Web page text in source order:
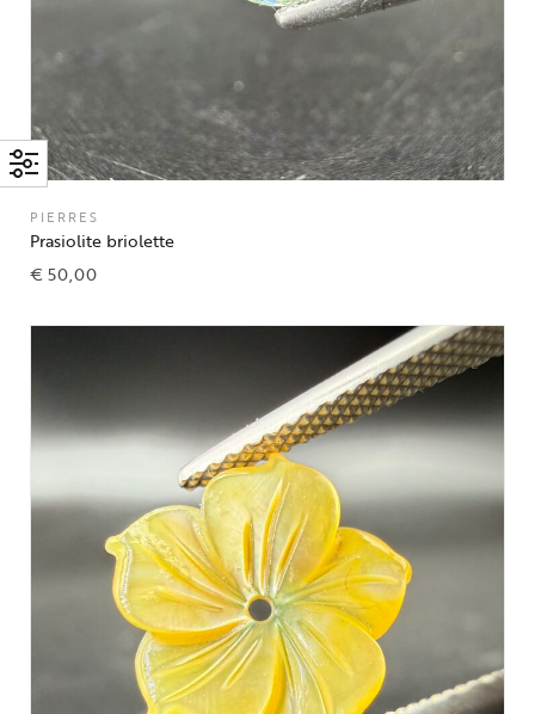
PIERRES
Prasiolite briolette
€50,00